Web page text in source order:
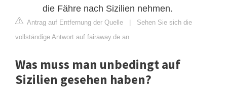
die Fähre nach Sizilien nehmen.
Antrag auf Entfernung der Quelle | Sehen Sie sich die
vollständige Antwort auf fairaway.de an
Was muss man unbedingt auf
Sizilien gesehen haben?